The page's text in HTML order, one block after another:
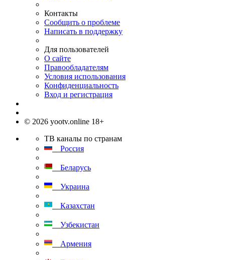
Контакты
Сообщить о проблеме
Написать в поддержку
Для пользователей
О сайте
Правообладателям
Условия использования
Конфиденциальность
Вход и регистрация
© 2026 yootv.online 18+
ТВ каналы по странам
Россия
Беларусь
Украина
Казахстан
Узбекистан
Армения